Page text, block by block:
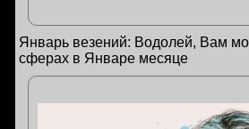
Январь везений: Водолей, Вам
сферах в Январе месяце